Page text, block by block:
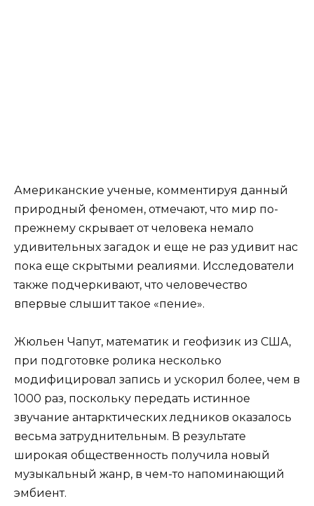
Американские ученые, комментируя данный
природный феномен, отмечают, что мир по-
прежнему скрывает от человека немало
удивительных загадок и еще не раз удивит нас
пока еще скрытыми реалиями. Исследователи
также подчеркивают, что человечество
впервые слышит такое «пение».
Жюльен Чапут, математик и геофизик из США,
при подготовке ролика несколько
модифицировал запись и ускорил более, чем в
1000 раз, поскольку передать истинное
звучание антарктических ледников оказалось
весьма затруднительным. В результате
широкая общественность получила новый
музыкальный жанр, в чем-то напоминающий
эмбиент.